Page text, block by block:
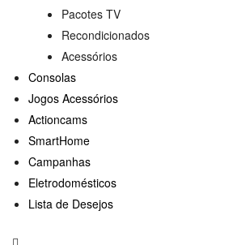
Pacotes TV
Recondicionados
Acessórios
Consolas
Jogos Acessórios
Actioncams
SmartHome
Campanhas
Eletrodomésticos
Lista de Desejos